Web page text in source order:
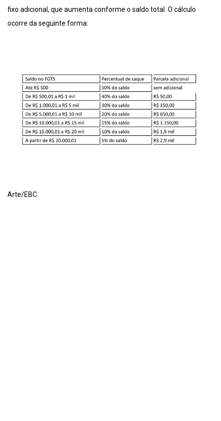
fixo adicional, que aumenta conforme o saldo total. O cálculo
ocorre da seguinte forma:
Arte/EBC